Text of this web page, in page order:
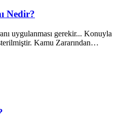
Nedir?
uygulanması gerekir... Konuyla
Kamu Zararından…